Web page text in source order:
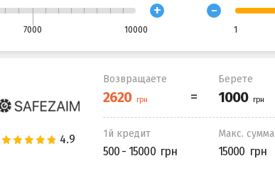
7000 10000
+ -
1
Возвращаете Берете
1й кредит
500 - 15000
Макс. сумма
15000